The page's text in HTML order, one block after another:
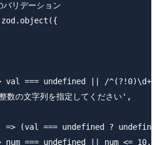
リデーション
zod.object({
val === undefined || /
の文字列を指定してください',
=> (val === undefined ?
num === undefined || num <= 10,